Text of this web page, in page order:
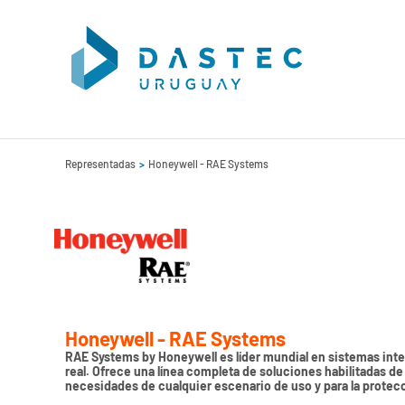
Representadas Honeywell - RAE Systems
Honeywell - RAE Systems
RAE Systems by Honeywell es líder mundial en sistemas
real. Ofrece una línea completa de soluciones habilitadas
necesidades de cualquier escenario de uso y para la